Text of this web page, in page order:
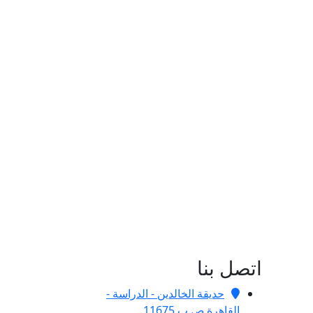
اتصل بنا
حديقة الخالدين - الدراسة -